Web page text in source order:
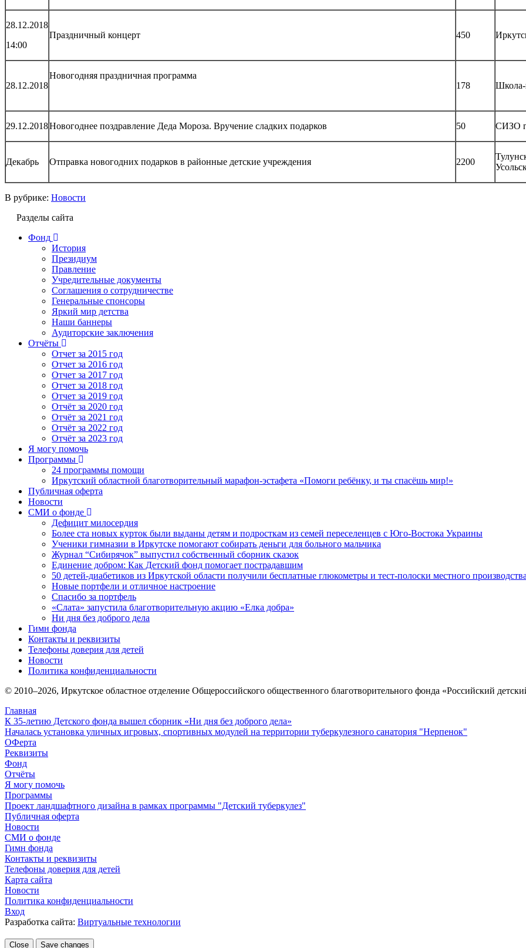
28.12.2018
14:00
Праздничный концерт 450
28.12.2018
Новогодняя праздничная программа
178
Школа-
29.12.2018Новогоднее поздравление Деда Мороза. Вручение сладких подарков 50 СИЗО
Декабрь Отправка новогодних подарков в районные детские учреждения 2200
В рубрике: Новости
Разделы сайта
Фонд
История
Президиум
Правление
Учредительные документы
Соглашения о сотрудничестве
Генеральные спонсоры
Яркий мир детства
Наши баннеры
Аудиторские заключения
Отчёты
Отчет за 2015 год
Отчет за 2016 год
Отчет за 2017 год
Отчет за 2018 год
Отчет за 2019 год
Отчёт за 2020 год
Отчёт за 2021 год
Отчёт за 2022 год
Отчёт за 2023 год
Я могу помочь
Программы
24 программы помощи
Иркутский областной благотворительный марафон-эстафета «Помоги ребёнку, и ты спасёшь мир!»
Публичная оферта
Новости
СМИ о фонде
Дефицит милосердия
Более ста новых курток были выданы детям и подросткам из семей переселенцев с Юго-Востока Украины
Ученики гимназии в Иркутске помогают собирать деньги для больного мальчика
Журнал “Сибирячок” выпустил собственный сборник сказок
Единение добром: Как Детский фонд помогает пострадавшим
50 детей-диабетиков из Иркутской области получили бесплатные глюкометры и тест-полоски местного производства
Новые портфели и отличное настроение
Спасибо за портфель
«Слата» запустила благотворительную акцию «Елка добра»
Ни дня без доброго дела
Гимн фонда
Контакты и реквизиты
Телефоны доверия для детей
Новости
Политика конфиденциальности
© 2010–2026, Иркутское областное отделение Общероссийского общественного благотворительного фонда «Российский
Главная
К 35-летию Детского фонда вышел сборник «Ни дня без доброго дела»
Началась установка уличных игровых, спортивных модулей на территории туберкулезного санатория "Нерпенок"
ОФерта
Реквизиты
Фонд
Отчёты
Я могу помочь
Программы
Проект ландшафтного дизайна в рамках программы "Детский туберкулез"
Публичная оферта
Новости
СМИ о фонде
Гимн фонда
Контакты и реквизиты
Телефоны доверия для детей
Карта сайта
Новости
Политика конфиденциальности
Вход
Разработка сайта: Виртуальные технологии
Close Save changes